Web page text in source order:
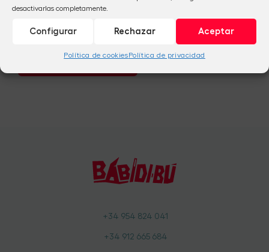
desactivarlas completamente.
Aceptar
Rechazar
Configurar
Política de cookiesPolítica de privacidad
+34 954 824 041
+34 912 665 684